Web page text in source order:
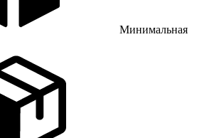
Минимальная